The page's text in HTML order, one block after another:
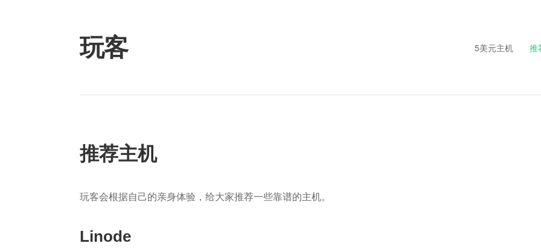
content
玩客 5美元主机 推
推荐主机
玩客会根据自己的亲身体验，给大家推荐一些靠谱的主机。
Linode